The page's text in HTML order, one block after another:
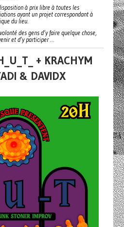
à prix libre à toutes les
ayant un projet correspondant à
du lieu.
des gens d’y faire quelque chose,
et d’y participer …
+ KRACHYM
& DAVIDX